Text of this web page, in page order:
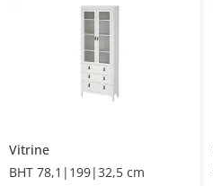
Vitrine
BHT 78,1|199|32,5 cm